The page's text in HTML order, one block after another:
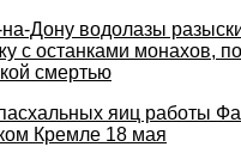
Дону водолазы
с останками монахов,
смертью
яиц работы
Кремле 18 мая